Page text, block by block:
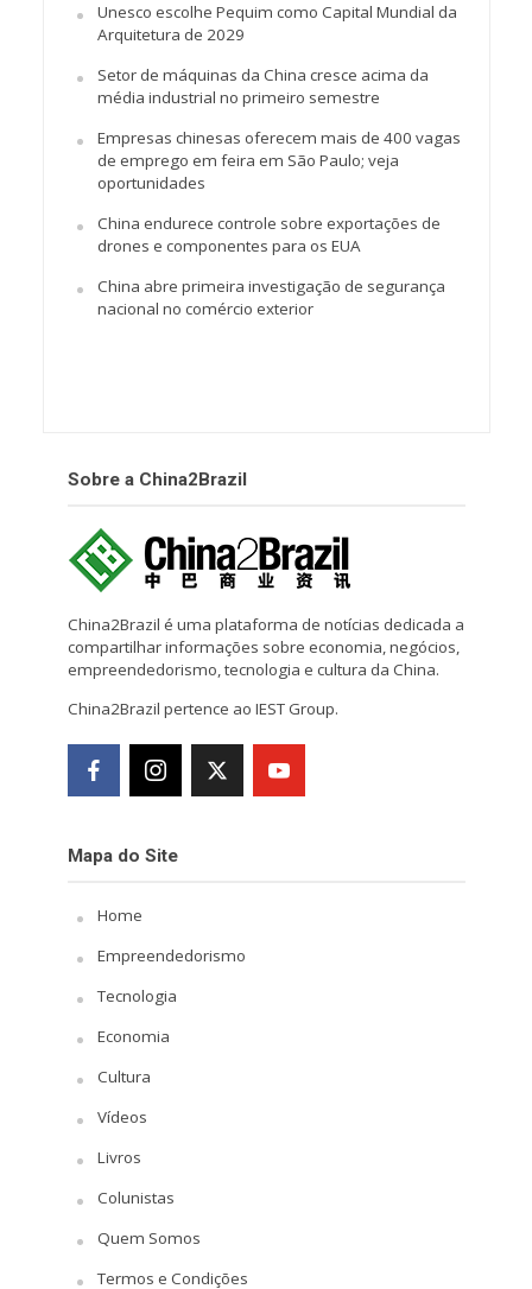
Unesco escolhe Pequim como Capital Mundial da
Arquitetura de 2029
Setor de máquinas da China cresce acima da
média industrial no primeiro semestre
Empresas chinesas oferecem mais de 400 vagas
de emprego em feira em São Paulo; veja
oportunidades
China endurece controle sobre exportações de
drones e componentes para os EUA
China abre primeira investigação de segurança
nacional no comércio exterior
Sobre a China2Brazil
China2Brazil é uma plataforma de notícias dedicada a
compartilhar informações sobre economia, negócios,
empreendedorismo, tecnologia e cultura da China.
China2Brazil pertence ao IEST Group.
Mapa do Site
Home
Empreendedorismo
Tecnologia
Economia
Cultura
Vídeos
Livros
Colunistas
Quem Somos
Termos e Condições